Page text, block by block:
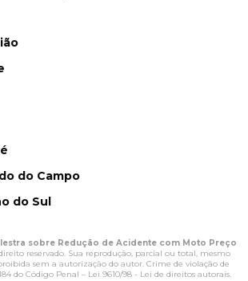
do Campo
do Sul
sobre Redução de Acidente com Moto Preço
reservado. Sua reprodução, parcial ou total, mesmo
sem a autorização do autor. Crime de violação de
do Código Penal – Lei 9610/98 - Lei de direitos autorais.